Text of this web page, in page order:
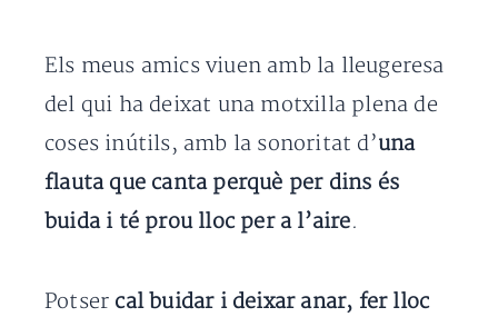
Els meus amics viuen amb la lleugeresa
del qui ha deixat una motxilla plena de
coses inútils, amb la sonoritat d’una
flauta que canta perquè per dins és
buida i té prou lloc per a l’aire.
Potser cal buidar i deixar anar, fer lloc